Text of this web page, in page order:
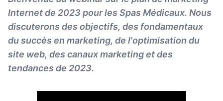
Internet de 2023 pour les Spas Médicaux. Nous
discuterons des objectifs, des fondamentaux
du succès en marketing, de l'optimisation du
site web, des canaux marketing et des
tendances de 2023.